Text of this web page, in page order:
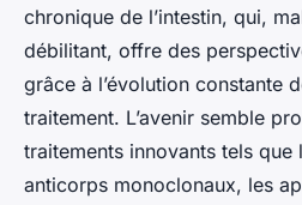
chronique de l’intestin, qui,
débilitant, offre des
grâce à l’évolution constante
traitement. L’avenir semble
traitements innovants tels que
anticorps monoclonaux, les